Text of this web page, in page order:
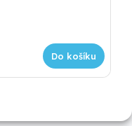
Do košíku